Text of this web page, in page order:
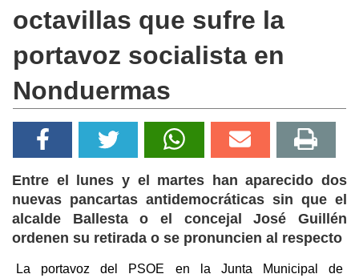
octavillas que sufre la
portavoz socialista en
Nonduermas
Entre el lunes y el martes han aparecido dos
nuevas pancartas antidemocráticas sin que el
alcalde Ballesta o el concejal José Guillén
ordenen su retirada o se pronuncien al respecto
La portavoz del PSOE en la Junta Municipal de